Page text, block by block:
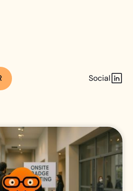
Social